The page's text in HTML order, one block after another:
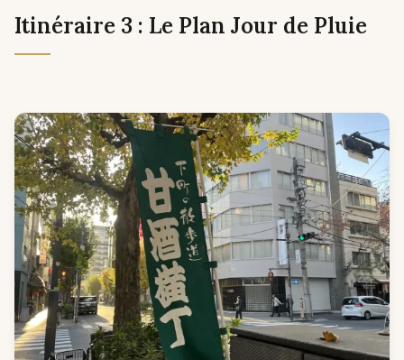
Itinéraire 3 : Le Plan Jour de Pluie